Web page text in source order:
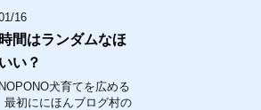
16
間はランダムなほ
い？
犬育てを広める
最初ににほんブログ村の